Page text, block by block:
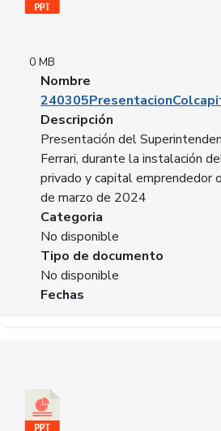
0 MB
Nombre
Descripción
Presentación del
Ferrari, durante la instalación
privado y capital emprendedor
de marzo de 2024
Categoria
No disponible
Tipo de documento
No disponible
Fechas